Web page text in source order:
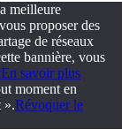
meilleure
proposer des
de réseaux
bannière, vous
En savoir plus
moment en
».Révoquer le